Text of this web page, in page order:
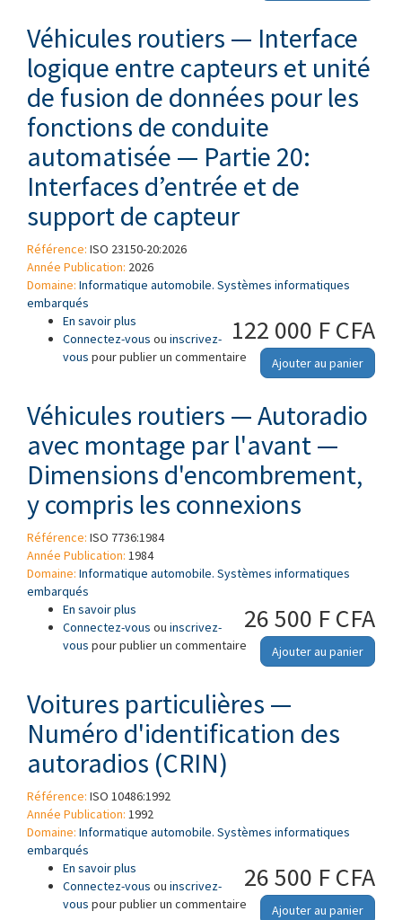
Véhicules routiers — Interface
logique entre capteurs et unité
de fusion de données pour les
fonctions de conduite
automatisée — Partie 20:
Interfaces d’entrée et de
support de capteur
Référence: ISO 23150-20:2026
Année Publication: 2026
Domaine: Informatique automobile. Systèmes informatiques
embarqués
122 000 F CFA
Ajouter au panier
En savoir plus à propos de Véhicules routiers — Interface
logique entre capteurs et unité de fusion de
données pour les fonctions de conduite
automatisée — Partie 20: Interfaces d’entrée
Connectez-vous ou inscrivez-
vous pour publier un commentaire
Véhicules routiers — Autoradio
avec montage par l'avant —
Dimensions d'encombrement,
y compris les connexions
Référence: ISO 7736:1984
Année Publication: 1984
Domaine: Informatique automobile. Systèmes informatiques
embarqués
26 500 F CFA
Ajouter au panier
En savoir plus à propos de Véhicules routiers — Autoradio
avec montage par l'avant — Dimensions
d'encombrement, y compris les connexions
Connectez-vous ou inscrivez-
vous pour publier un commentaire
Voitures particulières —
Numéro d'identification des
autoradios (CRIN)
Référence: ISO 10486:1992
Année Publication: 1992
Domaine: Informatique automobile. Systèmes informatiques
embarqués
26 500 F CFA
Ajouter au panier
En savoir plus à propos de Voitures particulières — Numéro
d'identification des autoradios (CRIN)
Connectez-vous ou inscrivez-
vous pour publier un commentaire